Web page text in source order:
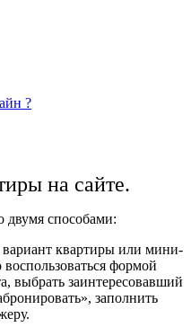
?
на сайте.
двумя способами:
квартиры или мини-
формой
выбрать заинтересовавший
заполнить